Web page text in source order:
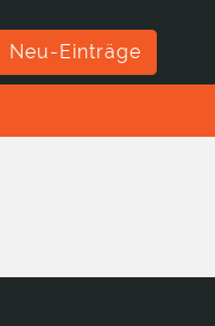
Neu-Einträge